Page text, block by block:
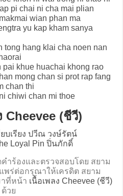
pi chai ni cha mai plian
wian phan ma
yu kap kham sanya
tong hang klai cha noen nan
khue huachai khong rao
mong chan si prot rap fang
chan thi
chiwi chan mi thoe
Cheevee (ชีวี)
บเรียง ปวีณ วงษ์รัตน์
Loyal Pin ปิ่นภักดิ์
ำร้องและตรวจสอบโดย สยาม
พร่ต่อกรุณาให้เครดิต สยาม
ที่หน้า เนื้อเพลง Cheevee (ชีวี)
ด้วย